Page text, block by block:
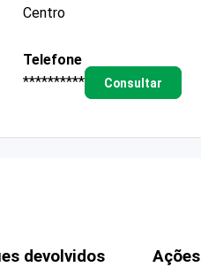
Centro
Telefone
**********
Consultar
devolvidos